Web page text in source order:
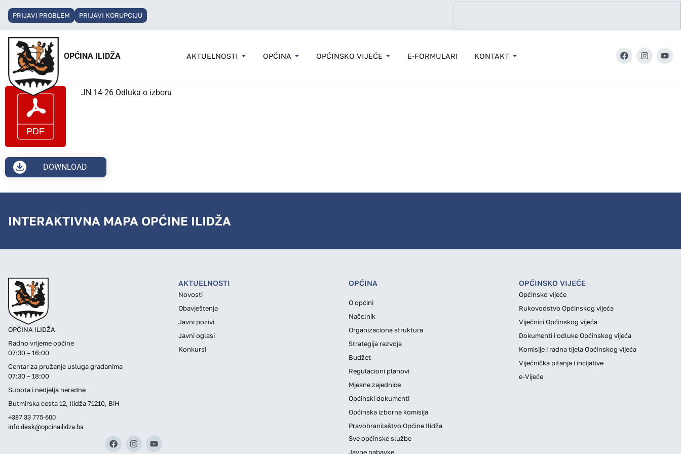
PRIJAVI PROBLEM PRIJAVI KORUPCIJU
OPĆINA ILIDŽA AKTUELNOSTI OPĆINA OPĆINSKO VIJEĆE E-FORMULARI KONTAKT
JN 14-26 Odluka o izboru
DOWNLOAD
INTERAKTIVNA MAPA OPĆINE ILIDŽA
OPĆINA ILIDŽA
Radno vrijeme općine
07:30 – 16:00
Centar za pružanje usluga građanima
07:30 – 18:00
Subota i nedjelja neradne
Butmirska cesta 12, Ilidža 71210, BiH
+387 33 775-600
info.desk@opcinailidza.ba
AKTUELNOSTI
Novosti
Obavještenja
Javni pozivi
Javni oglasi
Konkursi
OPĆINA
O općini
Načelnik
Organizaciona struktura
Strategija razvoja
Budžet
Regulacioni planovi
Mjesne zajednice
Općinski dokumenti
Općinska izborna komisija
Pravobranilaštvo Općine Ilidža
Sve općinske službe
Javne nabavke
OPĆINSKO VIJEĆE
Općinsko vijeće
Rukovodstvo Općinskog vijeća
Vijećnici Općinskog vijeća
Dokumenti i odluke Općinskog vijeća
Komisije i radna tijela Općinskog vijeća
Vijećnička pitanja i incijative
e-Vijeće